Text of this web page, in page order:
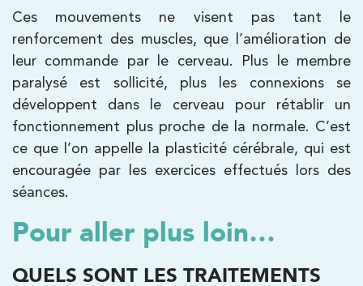
Ces mouvements ne visent pas tant le
renforcement des muscles, que l’amélioration de
leur commande par le cerveau. Plus le membre
paralysé est sollicité, plus les connexions se
développent dans le cerveau pour rétablir un
fonctionnement plus proche de la normale. C’est
ce que l’on appelle la plasticité cérébrale, qui est
encouragée par les exercices effectués lors des
séances.
Pour aller plus loin…
QUELS SONT LES TRAITEMENTS
IK Antony Olympe Sante – 92
28 Rue Velpeau 92160 Antony
28 Rue Velpeau 92160 Antony
01 76 21 71 41
PRENDRE RDV
Kinésithérapie